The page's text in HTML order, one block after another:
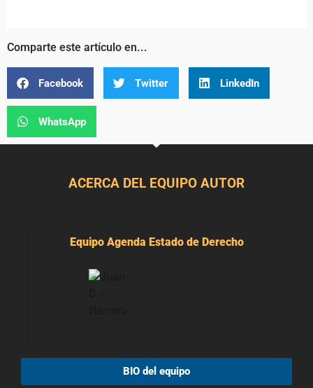
Comparte este artículo en...
Facebook Twitter LinkedIn
WhatsApp
ACERCA DEL EQUIPO AUTOR
Equipo Agenda Estado de Derecho
BIO del equipo